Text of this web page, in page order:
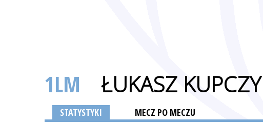
1LM ŁUKASZ
STATYSTYKI MECZ PO MECZU